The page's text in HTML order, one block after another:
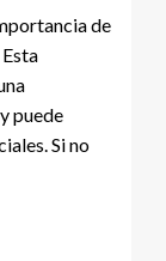
de
puede
Si no